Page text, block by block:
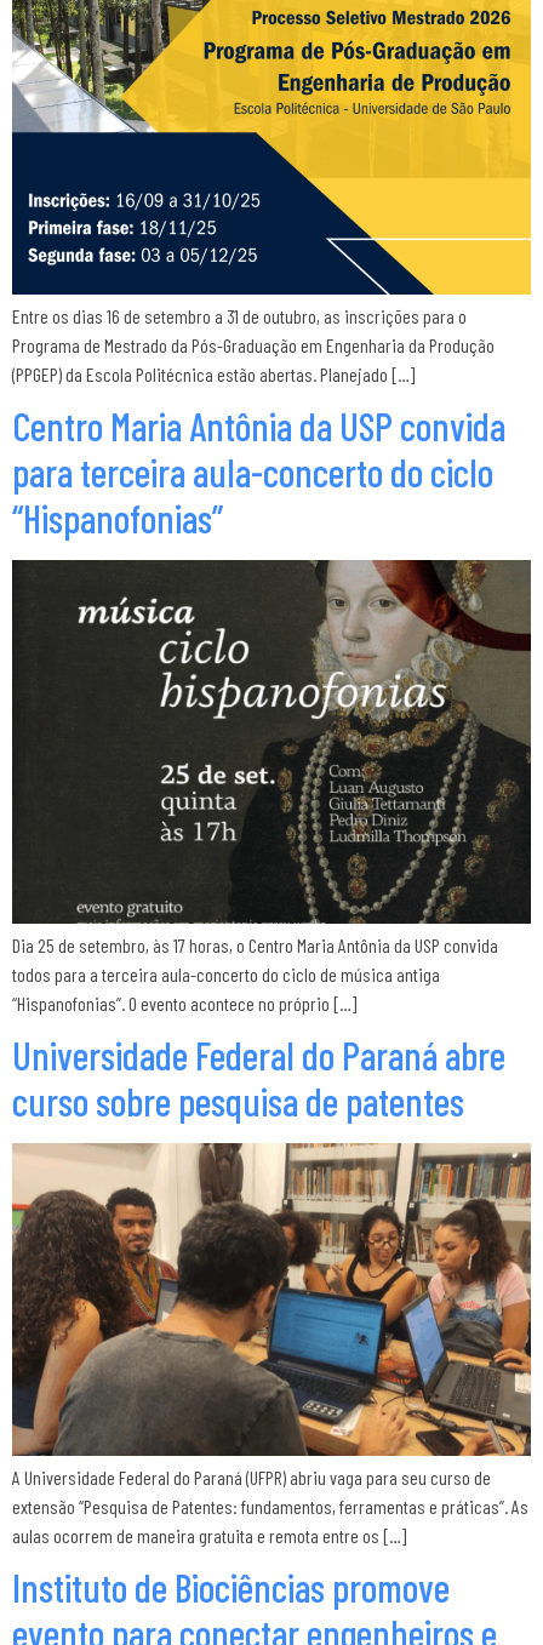
Entre os dias 16 de setembro a 31 de outubro, as inscrições para o
Programa de Mestrado da Pós-Graduação em Engenharia da Produção
(PPGEP) da Escola Politécnica estão abertas. Planejado […]
Centro Maria Antônia da USP convida
para terceira aula-concerto do ciclo
“Hispanofonias”
Dia 25 de setembro, às 17 horas, o Centro Maria Antônia da USP convida
todos para a terceira aula-concerto do ciclo de música antiga
“Hispanofonias”. O evento acontece no próprio […]
Universidade Federal do Paraná abre
curso sobre pesquisa de patentes
A Universidade Federal do Paraná (UFPR) abriu vaga para seu curso de
extensão “Pesquisa de Patentes: fundamentos, ferramentas e práticas”. As
aulas ocorrem de maneira gratuita e remota entre os […]
Instituto de Biociências promove
evento para conectar engenheiros e